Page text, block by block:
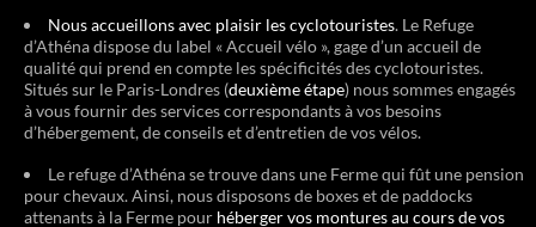
Nous accueillons avec plaisir les cyclotouristes. Le Refuge
d’Athéna dispose du label « Accueil vélo », gage d’un accueil de
qualité qui prend en compte les spécificités des cyclotouristes.
Situés sur le Paris-Londres (deuxième étape) nous sommes engagés
à vous fournir des services correspondants à vos besoins
d’hébergement, de conseils et d’entretien de vos vélos.
Le refuge d’Athéna se trouve dans une Ferme qui fût une pension
pour chevaux. Ainsi, nous disposons de boxes et de paddocks
attenants à la Ferme pour héberger vos montures au cours de vos